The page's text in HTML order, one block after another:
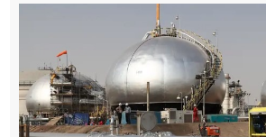
Easy news